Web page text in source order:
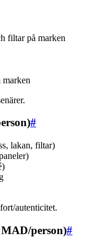
filtar på marken
#
lakan, filtar)
autenticitet.
person)#